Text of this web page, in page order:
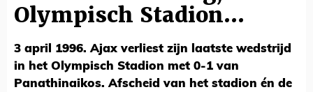
Olympisch Stadion...
3 april 1996. Ajax verliest zijn laatste wedstrijd
in het Olympisch Stadion met 0-1 van
Panathinaikos. Afscheid van het stadion én de